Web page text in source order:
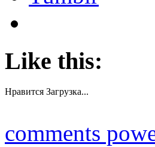
Like this:
Нравится Загрузка...
comments